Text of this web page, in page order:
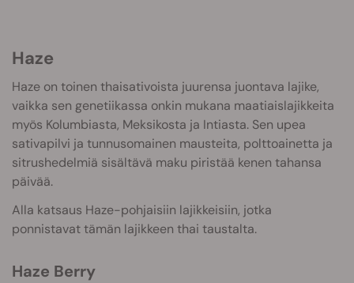
Haze
Haze on toinen thaisativoista juurensa juontava lajike,
vaikka sen genetiikassa onkin mukana maatiaislajikkeita
myös Kolumbiasta, Meksikosta ja Intiasta. Sen upea
sativapilvi ja tunnusomainen mausteita, polttoainetta ja
sitrushedelmiä sisältävä maku piristää kenen tahansa
päivää.
Alla katsaus Haze-pohjaisiin lajikkeisiin, jotka
ponnistavat tämän lajikkeen thai taustalta.
Haze Berry